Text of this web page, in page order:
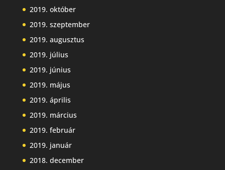
2019. október
2019. szeptember
2019. augusztus
2019. július
2019. június
2019. május
2019. április
2019. március
2019. február
2019. január
2018. december